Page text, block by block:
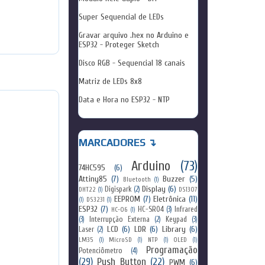
Super Sequencial de LEDs
Gravar arquivo .hex no Arduino e
ESP32 - Proteger Sketch
Disco RGB - Sequencial 18 canais
Matriz de LEDs 8x8
Data e Hora no ESP32 - NTP
MARCADORES ↴
74HC595 (6) Arduino (73)
Attiny85 (7) Bluetooth (1) Buzzer (5)
DHT22 (1) Digispark (2) Display (6) DS1307
(1) DS3231 (1) EEPROM (7) Eletrônica (11)
ESP32 (7) HC-06 (1) HC-SR04 (3) Infrared
(3)
Interrupção Externa (2) Keypad
(3)
Laser (2) LCD (6) LDR (6) Library (6)
LM35 (1) MicroSD (1) NTP (1) OLED (1)
Potenciômetro (4)
Programação
(29) Push Button (22) PWM (6)